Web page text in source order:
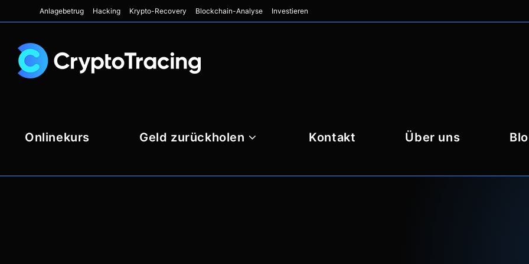
Anlagebetrug Hacking Krypto-Recovery Blockchain-Analyse Investieren
Onlinekurs Geld zurückholen Kontakt Über uns